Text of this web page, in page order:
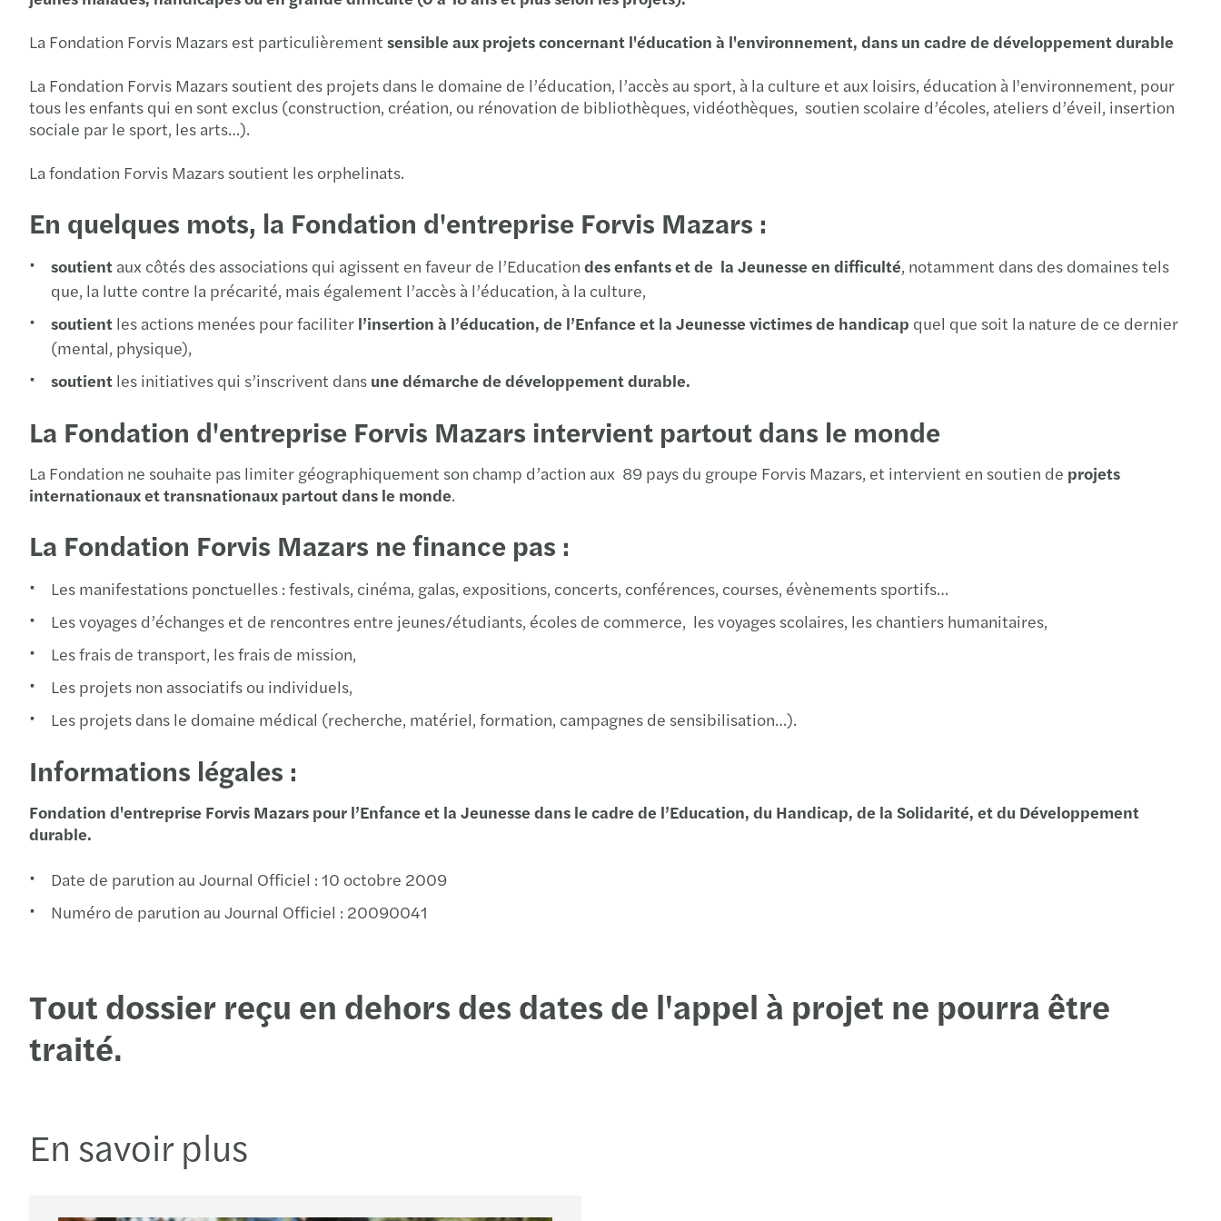
Le Puy-en-Velay
Maîche
Montpellier
Nantes
Pontarlier
Valence
La Fondation Forvis Mazars est particulièrement sensible aux projets concernant l'éducation à l'environnement, dans un cadre de développement durable
La Fondation Forvis Mazars soutient des projets dans le domaine de l’éducation, l’accès au sport, à la culture et aux loisirs, éducation à l'environnement, pour
tous les enfants qui en sont exclus (construction, création, ou rénovation de bibliothèques, vidéothèques, soutien scolaire d’écoles, ateliers d’éveil, insertion
sociale par le sport, les arts…).
La fondation Forvis Mazars soutient les orphelinats.
En quelques mots, la Fondation d'entreprise Forvis Mazars :
soutient aux côtés des associations qui agissent en faveur de l’Education des enfants et de la Jeunesse en difficulté, notamment dans des domaines tels
que, la lutte contre la précarité, mais également l’accès à l’éducation, à la culture,
soutient les actions menées pour faciliter l’insertion à l’éducation, de l’Enfance et la Jeunesse victimes de handicap quel que soit la nature de ce dernier
(mental, physique),
soutient les initiatives qui s’inscrivent dans une démarche de développement durable.
La Fondation d'entreprise Forvis Mazars intervient partout dans le monde
La Fondation ne souhaite pas limiter géographiquement son champ d’action aux 89 pays du groupe Forvis Mazars, et intervient en soutien de projets
internationaux et transnationaux partout dans le monde.
La Fondation Forvis Mazars ne finance pas :
Les manifestations ponctuelles : festivals, cinéma, galas, expositions, concerts, conférences, courses, évènements sportifs…
Les voyages d’échanges et de rencontres entre jeunes/étudiants, écoles de commerce, les voyages scolaires, les chantiers humanitaires,
Les frais de transport, les frais de mission,
Les projets non associatifs ou individuels,
Les projets dans le domaine médical (recherche, matériel, formation, campagnes de sensibilisation…).
Informations légales :
Fondation d'entreprise Forvis Mazars pour l’Enfance et la Jeunesse dans le cadre de l’Education, du Handicap, de la Solidarité, et du Développement
durable.
Date de parution au Journal Officiel : 10 octobre 2009
Numéro de parution au Journal Officiel : 20090041
Tout dossier reçu en dehors des dates de l'appel à projet ne pourra être
traité.
En savoir plus